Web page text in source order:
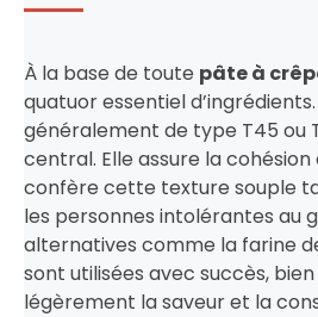
À la base de toute pâte à
quatuor essentiel d’ingrédients.
généralement de type T45 ou
central. Elle assure la
confère cette texture souple
les personnes intolérantes au
alternatives comme la farine
sont utilisées avec succès,
légèrement la saveur et la